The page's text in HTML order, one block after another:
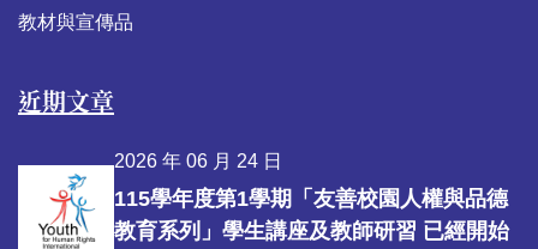
教材與宣傳品
近期文章
2026 年 06 月 24 日
115學年度第1學期「友善校園人權與品德
教育系列」學生講座及教師研習 已經開始